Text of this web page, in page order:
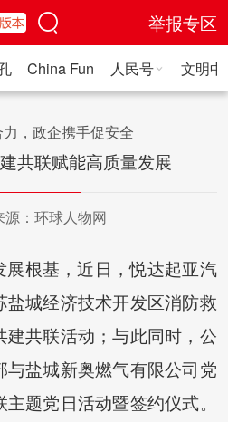
举报专区
China Fun 人民号 文明
，政企携手促安全
共联赋能高质量发展
源：环球人物网
展根基，近日，悦达起亚汽
城经济技术开发区消防救
共联活动；与此同时，公
盐城新奥燃气有限公司党
题党日活动暨签约仪式。